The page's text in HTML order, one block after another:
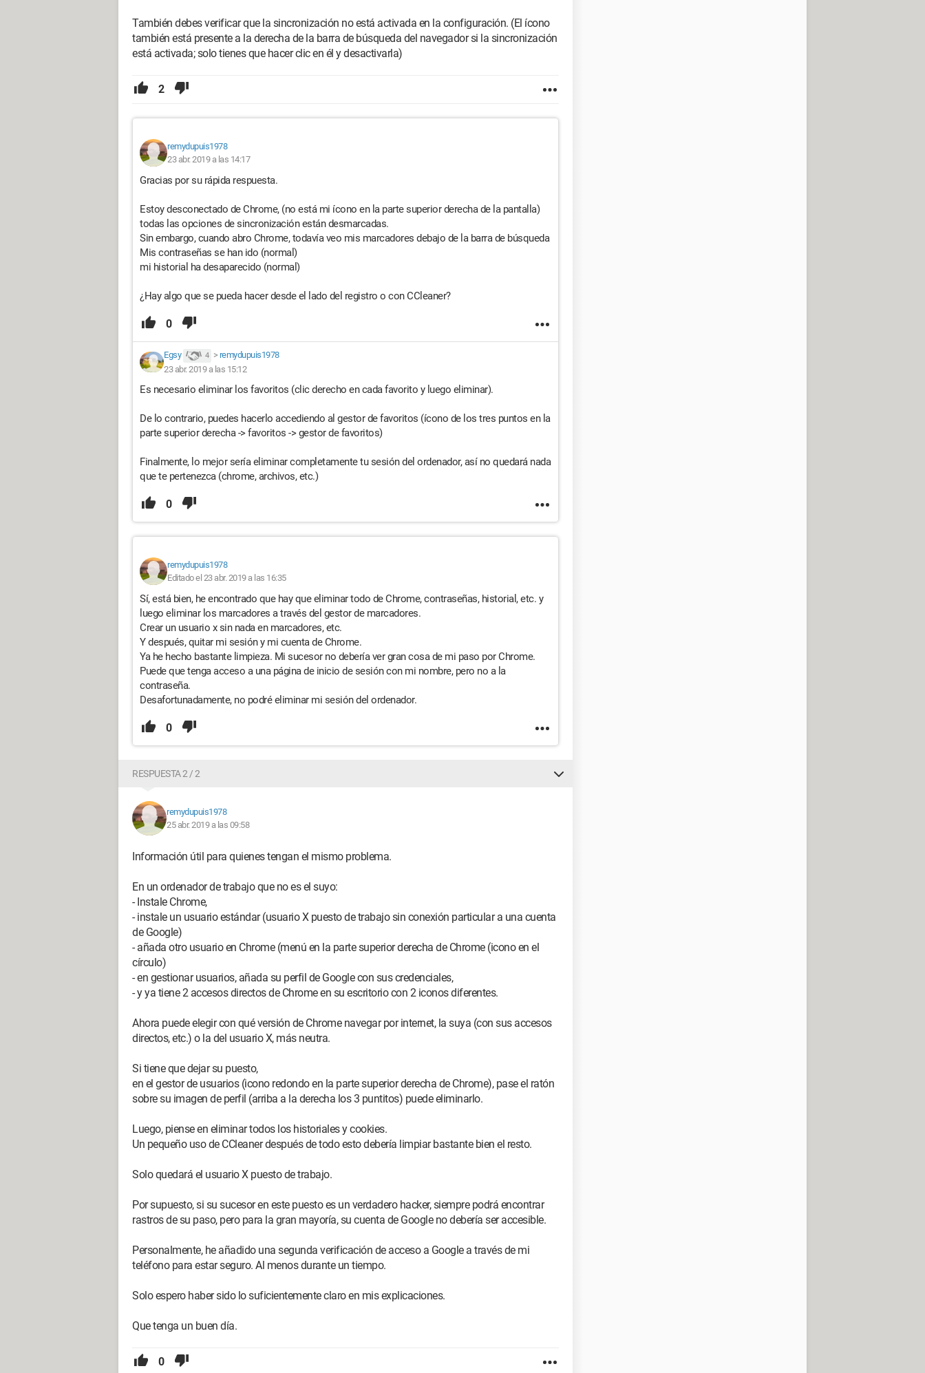
También debes verificar que la sincronización no está activada en la configuración. (El ícono
también está presente a la derecha de la barra de búsqueda del navegador si la sincronización
está activada; solo tienes que hacer clic en él y desactivarla)
2
remydupuis1978
23 abr. 2019 a las 14:17
Gracias por su rápida respuesta.
Estoy desconectado de Chrome, (no está mi ícono en la parte superior derecha de la pantalla)
todas las opciones de sincronización están desmarcadas.
Sin embargo, cuando abro Chrome, todavía veo mis marcadores debajo de la barra de búsqueda
Mis contraseñas se han ido (normal)
mi historial ha desaparecido (normal)
¿Hay algo que se pueda hacer desde el lado del registro o con CCleaner?
0
Egsy 4 > remydupuis1978
23 abr. 2019 a las 15:12
Es necesario eliminar los favoritos (clic derecho en cada favorito y luego eliminar).
De lo contrario, puedes hacerlo accediendo al gestor de favoritos (ícono de los tres puntos en la
parte superior derecha -> favoritos -> gestor de favoritos)
Finalmente, lo mejor sería eliminar completamente tu sesión del ordenador, así no quedará nada
que te pertenezca (chrome, archivos, etc.)
0
remydupuis1978
Editado el 23 abr. 2019 a las 16:35
Sí, está bien, he encontrado que hay que eliminar todo de Chrome, contraseñas, historial, etc. y
luego eliminar los marcadores a través del gestor de marcadores.
Crear un usuario x sin nada en marcadores, etc.
Y después, quitar mi sesión y mi cuenta de Chrome.
Ya he hecho bastante limpieza. Mi sucesor no debería ver gran cosa de mi paso por Chrome.
Puede que tenga acceso a una página de inicio de sesión con mi nombre, pero no a la
contraseña.
Desafortunadamente, no podré eliminar mi sesión del ordenador.
0
RESPUESTA 2 / 2
remydupuis1978
25 abr. 2019 a las 09:58
Información útil para quienes tengan el mismo problema.
En un ordenador de trabajo que no es el suyo:
- Instale Chrome,
- instale un usuario estándar (usuario X puesto de trabajo sin conexión particular a una cuenta
de Google)
- añada otro usuario en Chrome (menú en la parte superior derecha de Chrome (icono en el
círculo)
- en gestionar usuarios, añada su perfil de Google con sus credenciales,
- y ya tiene 2 accesos directos de Chrome en su escritorio con 2 iconos diferentes.
Ahora puede elegir con qué versión de Chrome navegar por internet, la suya (con sus accesos
directos, etc.) o la del usuario X, más neutra.
Si tiene que dejar su puesto,
en el gestor de usuarios (icono redondo en la parte superior derecha de Chrome), pase el ratón
sobre su imagen de perfil (arriba a la derecha los 3 puntitos) puede eliminarlo.
Luego, piense en eliminar todos los historiales y cookies.
Un pequeño uso de CCleaner después de todo esto debería limpiar bastante bien el resto.
Solo quedará el usuario X puesto de trabajo.
Por supuesto, si su sucesor en este puesto es un verdadero hacker, siempre podrá encontrar
rastros de su paso, pero para la gran mayoría, su cuenta de Google no debería ser accesible.
Personalmente, he añadido una segunda verificación de acceso a Google a través de mi
teléfono para estar seguro. Al menos durante un tiempo.
Solo espero haber sido lo suficientemente claro en mis explicaciones.
Que tenga un buen día.
0